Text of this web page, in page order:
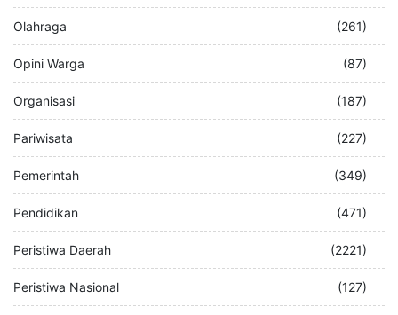
Olahraga (261)
Opini Warga (87)
Organisasi (187)
Pariwisata (227)
Pemerintah (349)
Pendidikan (471)
Peristiwa Daerah (2221)
Peristiwa Nasional (127)